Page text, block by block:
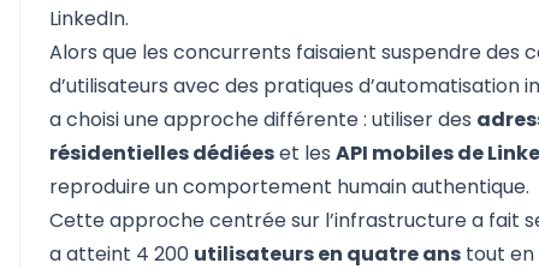
LinkedIn.
Alors que les concurrents faisaient suspendre des
d’utilisateurs avec des pratiques d’automatisation
a choisi une approche différente : utiliser des
résidentielles dédiéeset les API mobiles de
reproduire un comportement humain authentique.
Cette approche centrée sur l’infrastructure a fait
a atteint 4 200 utilisateurs en quatre ans tout